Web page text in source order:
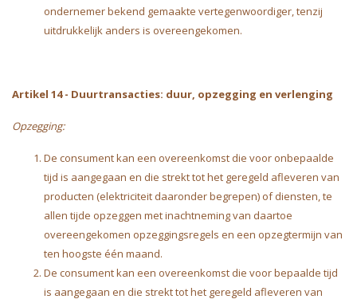
ondernemer bekend gemaakte vertegenwoordiger, tenzij
uitdrukkelijk anders is overeengekomen.
Artikel 14- Duurtransacties: duur, opzegging en verlenging
Opzegging:
De consument kan een overeenkomst die voor onbepaalde
tijd is aangegaan en die strekt tot het geregeld afleveren van
producten (elektriciteit daaronder begrepen) of diensten, te
allen tijde opzeggen met inachtneming van daartoe
overeengekomen opzeggingsregels en een opzegtermijn van
ten hoogste één maand.
De consument kan een overeenkomst die voor bepaalde tijd
is aangegaan en die strekt tot het geregeld afleveren van